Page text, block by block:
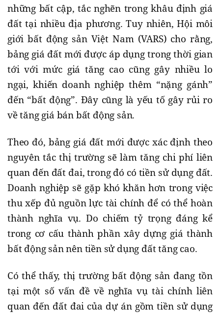
những bất cập, tắc nghẽn trong khâu định giá
đất tại nhiều địa phương. Tuy nhiên, Hội môi
giới bất động sản Việt Nam (VARS) cho rằng,
bảng giá đất mới được áp dụng trong thời gian
tới với mức giá tăng cao cũng gây nhiều lo
ngại, khiến doanh nghiệp thêm “nặng gánh”
đến “bất động”. Đây cũng là yếu tố gây rủi ro
về tăng giá bán bất động sản.
Theo đó, bảng giá đất mới được xác định theo
nguyên tắc thị trường sẽ làm tăng chi phí liên
quan đến đất đai, trong đó có tiền sử dụng đất.
Doanh nghiệp sẽ gặp khó khăn hơn trong việc
thu xếp đủ nguồn lực tài chính để có thể hoàn
thành nghĩa vụ. Do chiếm tỷ trọng đáng kể
trong cơ cấu thành phần xây dựng giá thành
bất động sản nên tiền sử dụng đất tăng cao.
Có thể thấy, thị trường bất động sản đang tồn
tại một số vấn đề về nghĩa vụ tài chính liên
quan đến đất đai của dự án gồm tiền sử dụng